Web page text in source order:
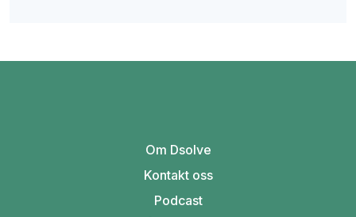
Om Dsolve
Kontakt oss
Podcast